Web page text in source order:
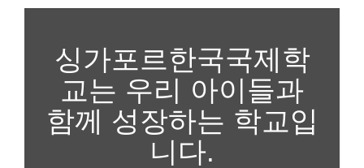
싱가포르한국국제학
교는 우리 아이들과
함께 성장하는 학교입
니다.